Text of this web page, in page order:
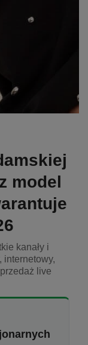
model
kanały i
internetowy,
live